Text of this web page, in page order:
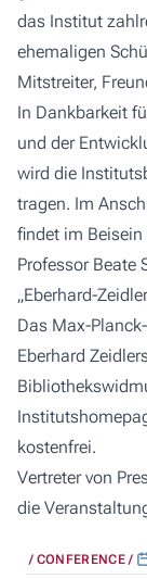
das Institut
ehemaligen
Mitstreiter,
In Dankbarkeit
und der
wird die
tragen. Im
findet im Beisein
Professor Beate
„Eberhard-
Das Max-
Eberhard
kostenfrei.
Vertreter von
die
CONFERENCE